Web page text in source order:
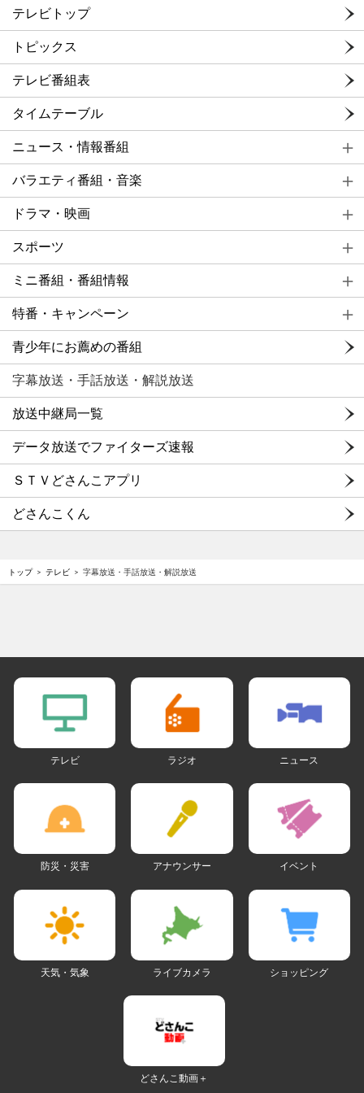
テレビトップ
トピックス
テレビ番組表
タイムテーブル
ニュース・情報番組
バラエティ番組・音楽
ドラマ・映画
スポーツ
ミニ番組・番組情報
特番・キャンペーン
青少年にお薦めの番組
字幕放送・手話放送・解説放送
放送中継局一覧
データ放送でファイターズ速報
ＳＴＶどさんこアプリ
どさんこくん
トップ テレビ 字幕放送・手話放送・解説放送
テレビ ラジオ ニュース
防災・災害 アナウンサー イベント
天気・気象 ライブカメラ ショッピング
どさんこ動画＋